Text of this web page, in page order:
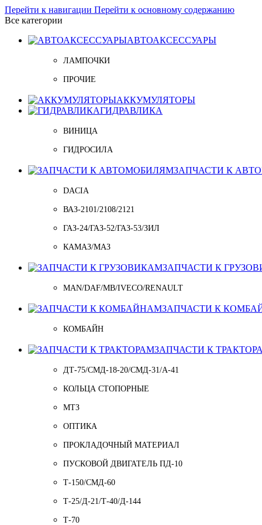
Перейти к навигации Перейти к основному содержанию
Все категории
АВТОАКСЕССУАРЫ
ЛАМПОЧКИ
ПРОЧИЕ
АККУМУЛЯТОРЫ
ГИДРАВЛИКА
ВИНИЦА
ГИДРОСИЛА
ЗАПЧАСТИ К
DACIA
ВАЗ-2101/2108/2121
ГАЗ-24/ГАЗ-52/ГАЗ-53/ЗИЛ
КАМАЗ/МАЗ
ЗАПЧАСТИ К
MAN/DAF/MB/IVECO/RENAULT
ЗАПЧАСТИ К
КОМБАЙН
ЗАПЧАСТИ К
ДТ-75/СМД-18-20/СМД-31/A-41
КОЛЬЦА СТОПОРНЫЕ
МТЗ
ОПТИКА
ПРОКЛАДОЧНЫЙ МАТЕРИАЛ
ПУСКОВОЙ ДВИГАТЕЛЬ ПД-10
Т-150/СМД-60
Т-25/Д-21/Т-40/Д-144
Т-70